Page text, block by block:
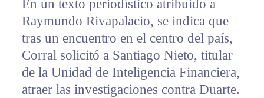
En un texto periodístico atribuido a
Raymundo Rivapalacio, se indica que
tras un encuentro en el centro del país,
Corral solicitó a Santiago Nieto, titular
de la Unidad de Inteligencia Financiera,
atraer las investigaciones contra Duarte.